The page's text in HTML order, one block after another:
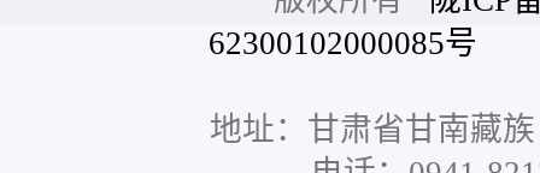
62300102000085号
地址：甘肃省甘南藏